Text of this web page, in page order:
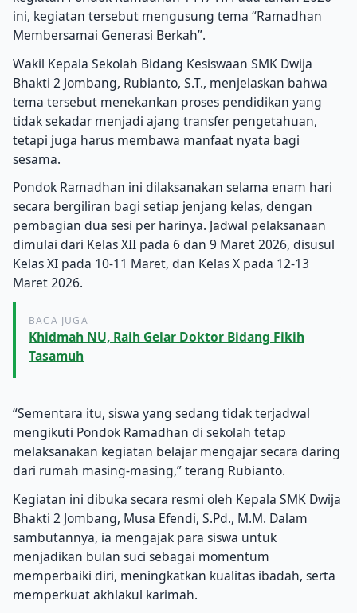
ini, kegiatan tersebut mengusung tema “Ramadhan
Membersamai Generasi Berkah”.
Wakil Kepala Sekolah Bidang Kesiswaan SMK Dwija
Bhakti 2 Jombang, Rubianto, S.T., menjelaskan bahwa
tema tersebut menekankan proses pendidikan yang
tidak sekadar menjadi ajang transfer pengetahuan,
tetapi juga harus membawa manfaat nyata bagi
sesama.
Pondok Ramadhan ini dilaksanakan selama enam hari
secara bergiliran bagi setiap jenjang kelas, dengan
pembagian dua sesi per harinya. Jadwal pelaksanaan
dimulai dari Kelas XII pada 6 dan 9 Maret 2026, disusul
Kelas XI pada 10-11 Maret, dan Kelas X pada 12-13
Maret 2026.
BACA JUGA
Khidmah NU, Raih Gelar Doktor Bidang Fikih
Tasamuh
“Sementara itu, siswa yang sedang tidak terjadwal
mengikuti Pondok Ramadhan di sekolah tetap
melaksanakan kegiatan belajar mengajar secara daring
dari rumah masing-masing,” terang Rubianto.
Kegiatan ini dibuka secara resmi oleh Kepala SMK Dwija
Bhakti 2 Jombang, Musa Efendi, S.Pd., M.M. Dalam
sambutannya, ia mengajak para siswa untuk
menjadikan bulan suci sebagai momentum
memperbaiki diri, meningkatkan kualitas ibadah, serta
memperkuat akhlakul karimah.